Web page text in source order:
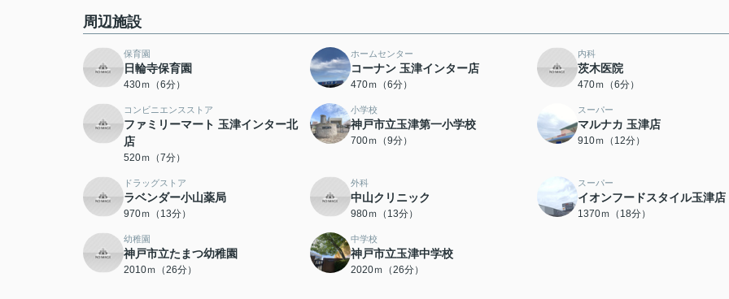
周辺施設
保育園
日輪寺保育園
430ｍ（6分）
ホームセンター
コーナン 玉津インター店
470ｍ（6分）
内科
茨木医院
470ｍ（6分）
コンビニエンスストア
ファミリーマート 玉津インター北
店
520ｍ（7分）
小学校
神戸市立玉津第一小学校
700ｍ（9分）
スーパー
マルナカ 玉津店
910ｍ（12分）
ドラッグストア
ラベンダー小山薬局
970ｍ（13分）
外科
中山クリニック
980ｍ（13分）
スーパー
イオンフードスタイル玉津店
1370ｍ（18分）
幼稚園
神戸市立たまつ幼稚園
2010ｍ（26分）
中学校
神戸市立玉津中学校
2020ｍ（26分）